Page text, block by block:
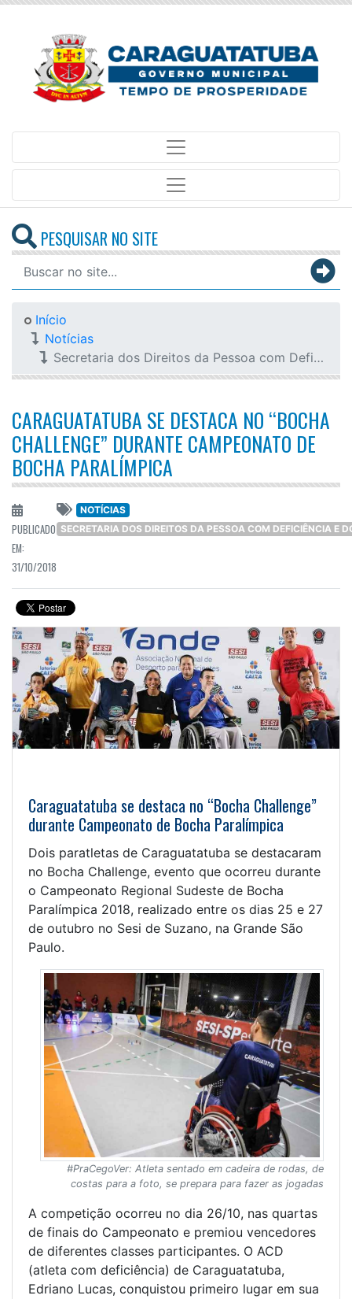
PESQUISAR NO SITE
Início
Notícias
Secretaria dos Direitos da Pessoa com Deficiência e do Idoso
CARAGUATATUBA SE DESTACA NO “BOCHA
CHALLENGE” DURANTE CAMPEONATO DE
BOCHA PARALÍMPICA
PUBLICADO
EM:
31/10/2018
NOTÍCIAS
SECRETARIA DOS DIREITOS DA PESSOA COM DEFICIÊNCIA E
Caraguatatuba se destaca no “Bocha Challenge”
durante Campeonato de Bocha Paralímpica
Dois paratletas de Caraguatatuba se destacaram
no Bocha Challenge, evento que ocorreu durante
o Campeonato Regional Sudeste de Bocha
Paralímpica 2018, realizado entre os dias 25 e 27
de outubro no Sesi de Suzano, na Grande São
Paulo.
#PraCegoVer: Atleta sentado em cadeira de rodas, de
costas para a foto, se prepara para fazer as jogadas
A competição ocorreu no dia 26/10, nas quartas
de finais do Campeonato e premiou vencedores
de diferentes classes participantes. O ACD
(atleta com deficiência) de Caraguatatuba,
Edriano Lucas, conquistou primeiro lugar em sua